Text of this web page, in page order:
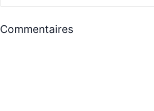
Commentaires